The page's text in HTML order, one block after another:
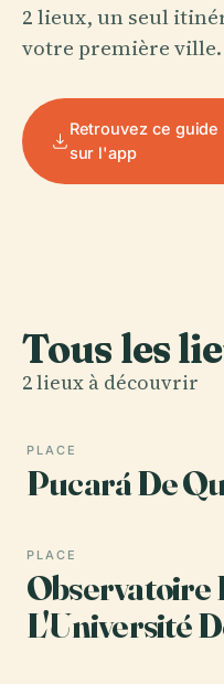
2 lieux, un seul
votre première ville.
Retrouvez ce guide
sur l'app
Tous les
2 lieux à découvrir
PLACE
Pucará De
PLACE
Observatoire
L'Université